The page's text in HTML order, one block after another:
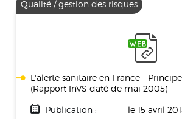
Qualité / gestion des risques
L'alerte sanitaire en France -
(Rapport InVS daté de mai 2005)
Publication :
le 15 avril